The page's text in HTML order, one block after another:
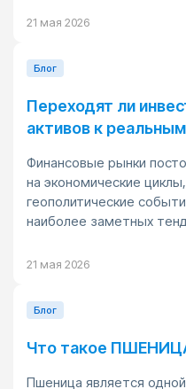
21 мая 2026
Блог
Переходят ли
активов к
Финансовые рынки
на экономические
геополитические
наиболее заметных
21 мая 2026
Блог
Что такое
Пшеница является